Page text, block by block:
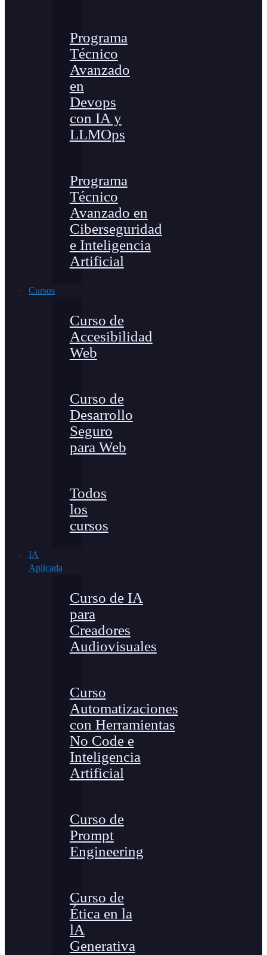
Programa
Técnico
Avanzado
en
Devops
con IA y
LLMOps
Programa
Técnico
Avanzado en
Ciberseguridad
e Inteligencia
Artificial
Cursos
Curso de
Accesibilidad
Web
Curso de
Desarrollo
Seguro
para Web
Todos
los
cursos
IA
Aplicada
Curso de IA
para
Creadores
Audiovisuales
Curso
Automatizaciones
con Herramientas
No Code e
Inteligencia
Artificial
Curso de
Prompt
Engineering
Curso de
Ética en la
lA
Generativa